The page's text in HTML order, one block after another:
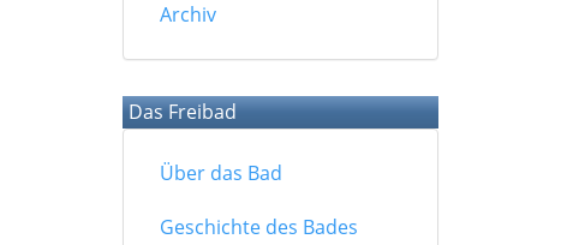
Archiv
Das Freibad
Über das Bad
Geschichte des Bades